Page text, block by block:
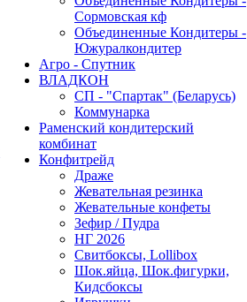
Сормовская кф
Объединенные Кондитеры -
Южуралкондитер
Агро - Спутник
ВЛАДКОН
СП - "Спартак" (Беларусь)
Коммунарка
Раменский кондитерский
комбинат
Конфитрейд
Драже
Жевательная резинка
Жевательные конфеты
Зефир / Пудра
НГ 2026
Свитбоксы, Lollibox
Шок.яйца, Шок.фигурки,
Кидсбоксы